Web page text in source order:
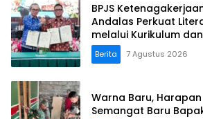
BPJS
Andalas Perkuat
melalui Kurikulum
Masyarakat
Berita 7 Agustus 2026
Warna Baru,
Semangat Baru